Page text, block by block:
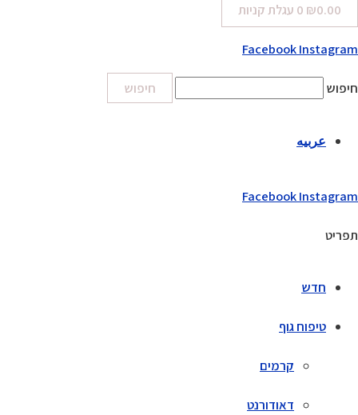
₪0.00
0 עגלת קניות
FacebookInstagram
חיפוש חיפוש
عربيه
FacebookInstagram
תפריט
חדש
טיפוח גוף
קרמים
דאודורנט